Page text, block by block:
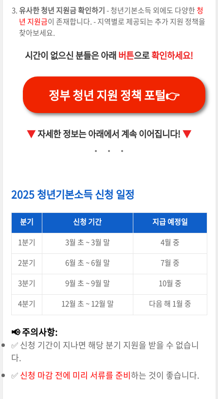
유사한 청년 지원금 확인하기- 청년기본소득 외에도 다양한청
년 지원금이 존재합니다. - 지역별로 제공되는 추가 지원 정책을
찾아보세요.
시간이 없으신 분들은 아래버튼으로확인하세요!
정부 청년 지원 정책 포털👉
▼자세한 정보는 아래에서 계속 이어집니다! ▼
2025 청년기본소득 신청 일정
분기 신청 기간
지급 예정일
1분기
3월 초 ~ 3월 말
4월 중
2분기
6월 초 ~ 6월 말
7월 중
3분기
9월 초 ~ 9월 말
10월 중
4분기
12월 초 ~ 12월 말 다음 해 1월 중
📢 주의사항:
✅ 신청 기간이 지나면 해당 분기 지원을 받을 수 없습니
다.
✅ 신청 마감 전에 미리 서류를 준비하는 것이 좋습니다.